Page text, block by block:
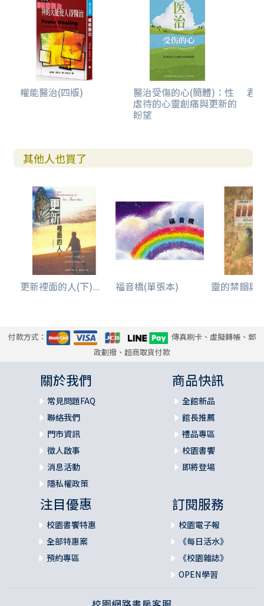
權能醫治(四版) 醫治受傷的心(簡體)：性
虐待的心靈創痛與更新的
盼望
君
其他人也買了
更新裡面的人(下)... 福音橋(單張本) 靈的禁錮與
付款方式：
傳真刷卡、虛擬轉帳、郵
政劃撥、超商取貨付款
關於我們
常見問題FAQ
聯絡我們
門市資訊
徵人啟事
消息活動
隱私權政策
商品快訊
全館新品
館長推薦
禮品專區
校園書饗
即將登場
注目優惠
校園書饗特惠
全部特惠案
預約專區
訂閱服務
校園電子報
《每日活水》
《校園雜誌》
OPEN學習